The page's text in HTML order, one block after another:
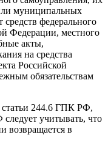
муниципальных
федерального
Федерации, местного
акты,
на средства
Российской
обязательствам
244.6 ГПК РФ,
учитывать, что
возвращается в